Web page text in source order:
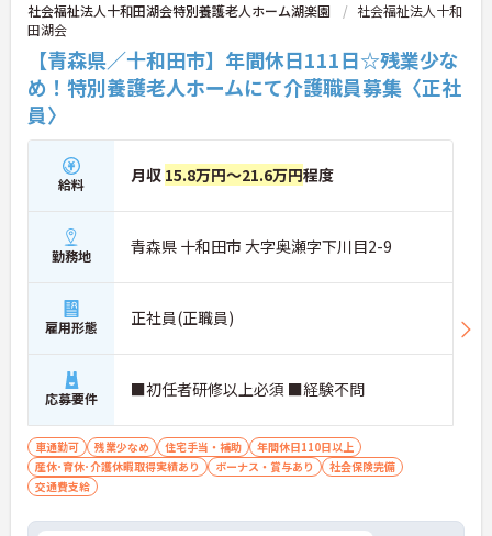
社会福祉法人十和田湖会特別養護老人ホーム湖楽園
社会福祉法人十和
田湖会
【青森県／十和田市】年間休日111日☆残業少な
め！特別養護老人ホームにて介護職員募集〈正社
員〉
給料 月収 15.8万円～21.6万円程度
勤務地 青森県 十和田市 大字奥瀬字下川目2-9
雇用形態 正社員(正職員)
応募要件 ■初任者研修以上必須 ■経験不問
車通勤可 残業少なめ 住宅手当・補助
年間休日110日以上
産休･育休･介護休暇取得実績あり
ボーナス・賞与あり
社会保険完備
交通費支給